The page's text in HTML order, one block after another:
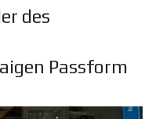
des
Passform